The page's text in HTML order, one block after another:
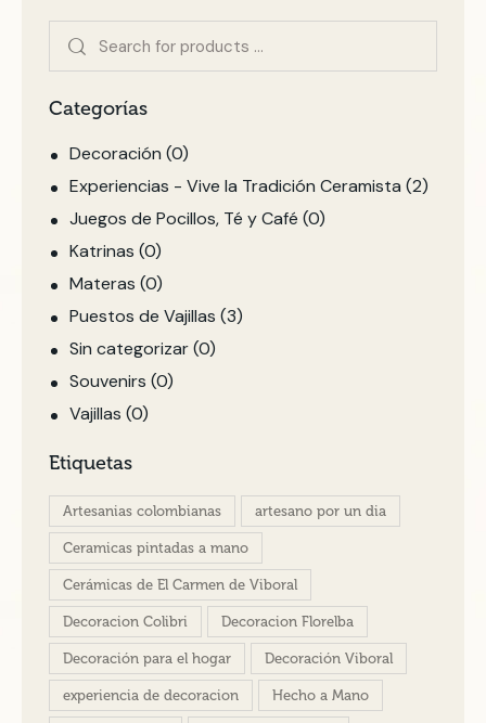
Categorías
Decoración (0)
Experiencias - Vive la Tradición Ceramista (2)
Juegos de Pocillos, Té y Café (0)
Katrinas (0)
Materas (0)
Puestos de Vajillas (3)
Sin categorizar(0)
Souvenirs (0)
Vajillas (0)
Etiquetas
Artesanias colombianas artesano por un dia
Ceramicas pintadas a mano
Cerámicas de El Carmen de Viboral
Decoracion Colibri Decoracion Florelba
Decoración para el hogar Decoración Viboral
experiencia de decoracion Hecho a Mano